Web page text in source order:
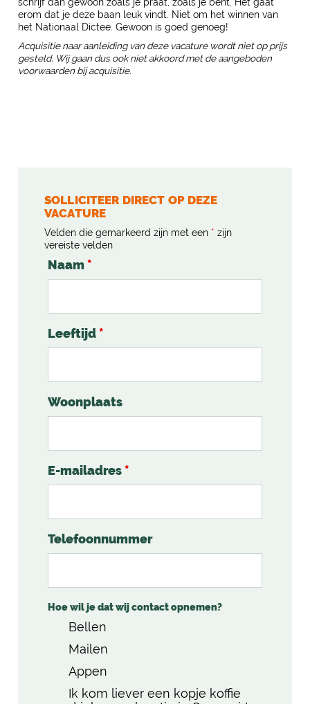
erom dat je deze baan leuk vindt. Niet om het winnen van
het Nationaal Dictee. Gewoon is goed genoeg!
Acquisitie naar aanleiding van deze vacature wordt niet op prijs
gesteld. Wij gaan dus ook niet akkoord met de aangeboden
voorwaarden bij acquisitie.
SOLLICITEER DIRECT OP DEZE
VACATURE
Velden die gemarkeerd zijn met een * zijn
vereiste velden
Naam *
Leeftijd *
Woonplaats
E-mailadres *
Telefoonnummer
Hoe wil je dat wij contact opnemen?
Bellen
Mailen
Appen
Ik kom liever een kopje koffie